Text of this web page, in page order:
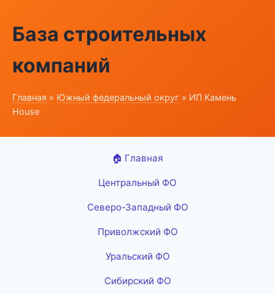
База строительных
компаний
Главная » Южный федеральный округ » ИП Камень
House
🏠 Главная
Центральный ФО
Северо-Западный ФО
Приволжский ФО
Уральский ФО
Сибирский ФО